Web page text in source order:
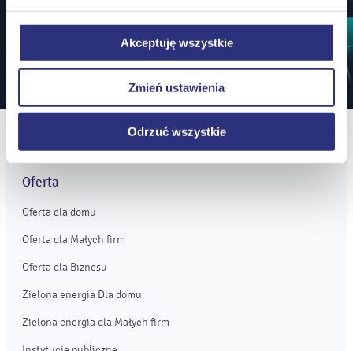
KlikającOdrzuć wszystkie, odmawiacie Państwo
dotyczy jednak plików cookie niezbędnych do
prawidłowego wyświetlania i działania naszych stron
Akceptuję wszystkie
Zmień ustawienia
Odrzuć wszystkie
Oferta
Oferta dla domu
Oferta dla Małych firm
Oferta dla Biznesu
Zielona energia Dla domu
Zielona energia dla Małych firm